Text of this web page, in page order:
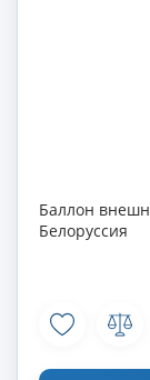
Баллон
Белоруссия